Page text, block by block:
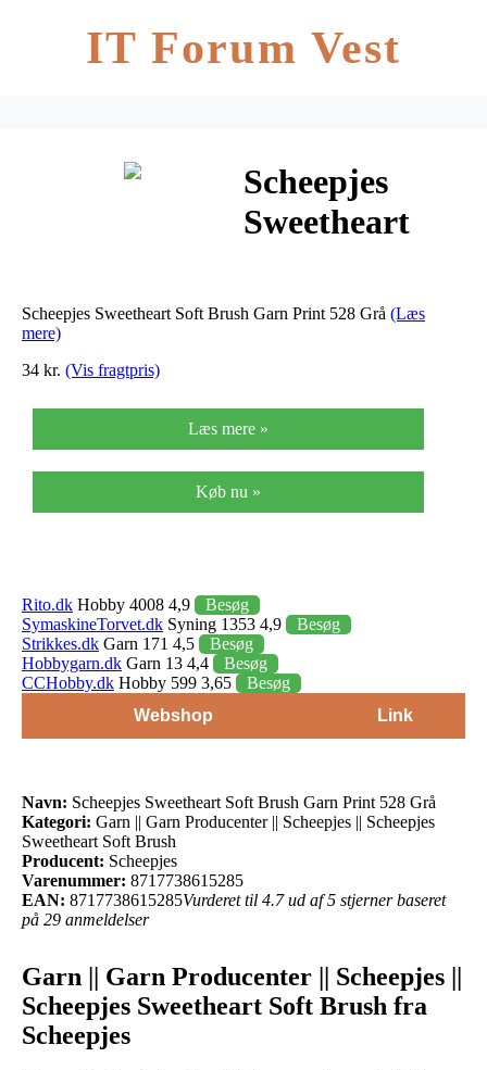
IT Forum Vest
Scheepjes
Sweetheart
Garn Print
Scheepjes Sweetheart Soft Brush Garn Print 528 Grå (Læs
mere)
34 kr. (Vis fragtpris)
Læs mere »
Køb nu »
Rito.dk Hobby 4008 4,9
Besøg
SymaskineTorvet.dk Syning 1353 4,9
Besøg
Strikkes.dk Garn 171 4,5
Besøg
Hobbygarn.dk Garn 13 4,4
Besøg
CCHobby.dk Hobby 599 3,65
Besøg
Webshop
Link
Navn: Scheepjes Sweetheart Soft Brush Garn Print 528 Grå
Kategori: Garn || Garn Producenter || Scheepjes || Scheepjes
Sweetheart Soft Brush
Producent: Scheepjes
Varenummer: 8717738615285
EAN: 8717738615285Vurderet til 4.7 ud af 5 stjerner baseret
på 29 anmeldelser
Garn || Garn Producenter || Scheepjes ||
Scheepjes Sweetheart Soft Brush fra
Scheepjes